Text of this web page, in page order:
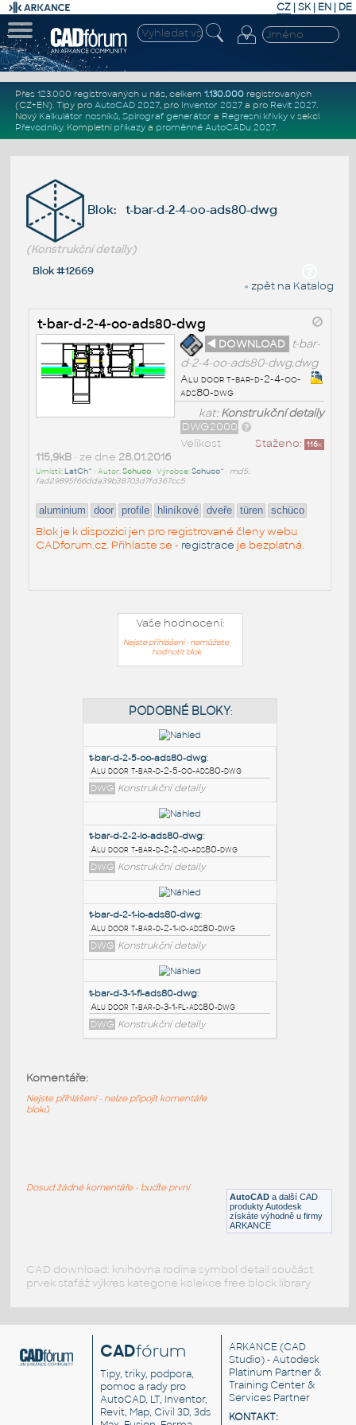
CZ | SK| EN | DE
Přes 123.000 registrovaných u nás, celkem 1.130.000registrovaných
(CZ+EN). Tipy pro AutoCAD 2027, pro Inventor 2027a pro Revit 2027.
Nový Kalkulátor nosníků, Spirograf generátor a Regresní křivkyv sekci
Převodníky. Kompletní příkazya proměnné AutoCADu 2027.
Blok: t-bar-d-2-4-oo-ads80-dwg
(Konstrukční detaily)
Blok #12669
« zpět na Katalog
t-bar-d-2-4-oo-ads80-dwg
◄ DOWNLOAD
t-bar-
d-2-4-oo-ads80-dwg.dwg
Alu door t-bar-d-2-4-oo-
ads80-dwg
kat:Konstrukční detaily
DWG2000
Staženo: 116x
Velikost
115,9kB• ze dne 28.01.2016
Umístil: LatCh^ • Autor:Schuco• Výrobce:Schuco^ • md5:
fad29895f66dda39b38703d7fd367cc5
aluminium door profile hliníkové dveře türen schüco
Blok je k dispozici jen pro registrované členy webu
CADforum.cz. Přihlaste se - registrace je bezplatná.
Vaše hodnocení:
Nejste přihlášeni - nemůžete
hodnotit blok
PODOBNÉ BLOKY
t-bar-d-2-5-oo-ads80-dwg
Alu door t-bar-d-2-5-oo-ads80-dwg
DWG Konstrukční detaily
t-bar-d-2-2-io-ads80-dwg:
Alu door t-bar-d-2-2-io-ads80-dwg
DWG Konstrukční detaily
Alu door t-bar-d-2-1-io-ads80-dwg
Alu door t-bar-d-3-1-fl-ads80-dwg
Konstrukční detaily
AutoCAD a další CAD
produkty Autodesk
získáte výhodně u firmy
ARKANCE
Komentáře:
Nejste přihlášeni - nelze připojit komentáře
bloků
Dosud žádné komentáře - buďte první
CAD download: knihovna rodina symbol detail součást
prvek stafáž výkres kategorie kolekce free block library
CADfórum
Tipy, triky, podpora,
pomoc a rady pro
AutoCAD, LT, Inventor,
Revit, Map, Civil 3D, 3ds
ARKANCE (CAD
Studio) - Autodesk
Platinum Partner &
Training Center &
Services Partner
KONTAKT: